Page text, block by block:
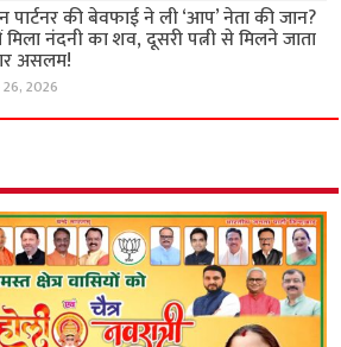
पार्टनर की बेवफाई ने ली ‘आप’ नेता की जान?
नंदनी का शव, दूसरी पत्नी से मिलने जाता
असलम!
2026